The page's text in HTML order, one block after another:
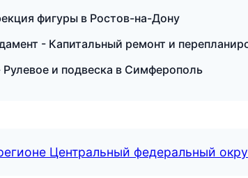
фигуры в Ростов-на-Дону
- Капитальный ремонт и
Рулевое и подвеска в Симферополь
Центральный федеральный